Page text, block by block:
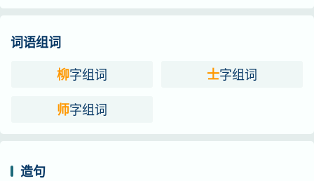
词语组词
柳字组词 士字组词
师字组词
造句